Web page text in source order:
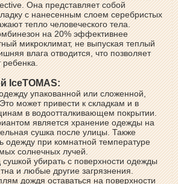
Она представляет собой
с нанесенным слоем серебристых
тепло человеческого тела.
на 20% эффективнее
микроклимат, не выпуская теплый
влага отводится, что позволяет
ребенка.
IceTOMAS:
упакованной или сложенной,
может привести к складкам и в
в водоотталкивающем покрытии.
является хранение одежды на
сушка после улицы. Также
одежду при комнатной температуре
солнечных лучей.
сушкой убирать с поверхности одежды
и любые другие загрязнения.
дождя оставаться на поверхности